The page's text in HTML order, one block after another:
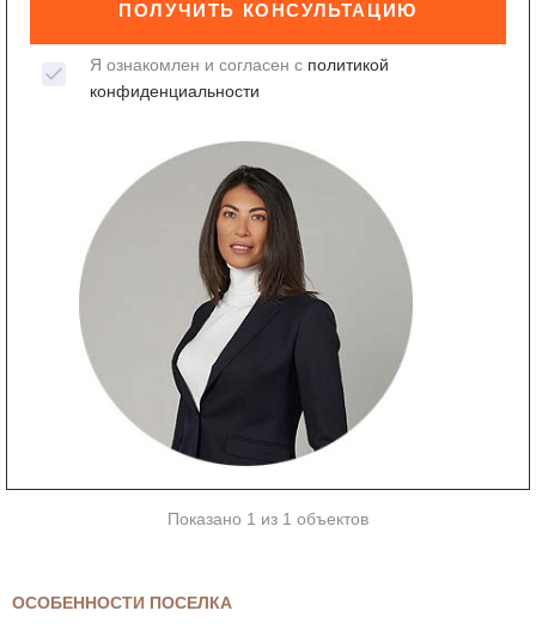
ПОЛУЧИТЬ КОНСУЛЬТАЦИЮ
Я ознакомлен и согласен с политикой
конфиденциальности
Показано 1 из 1 объектов
ОСОБЕННОСТИ ПОСЕЛКА